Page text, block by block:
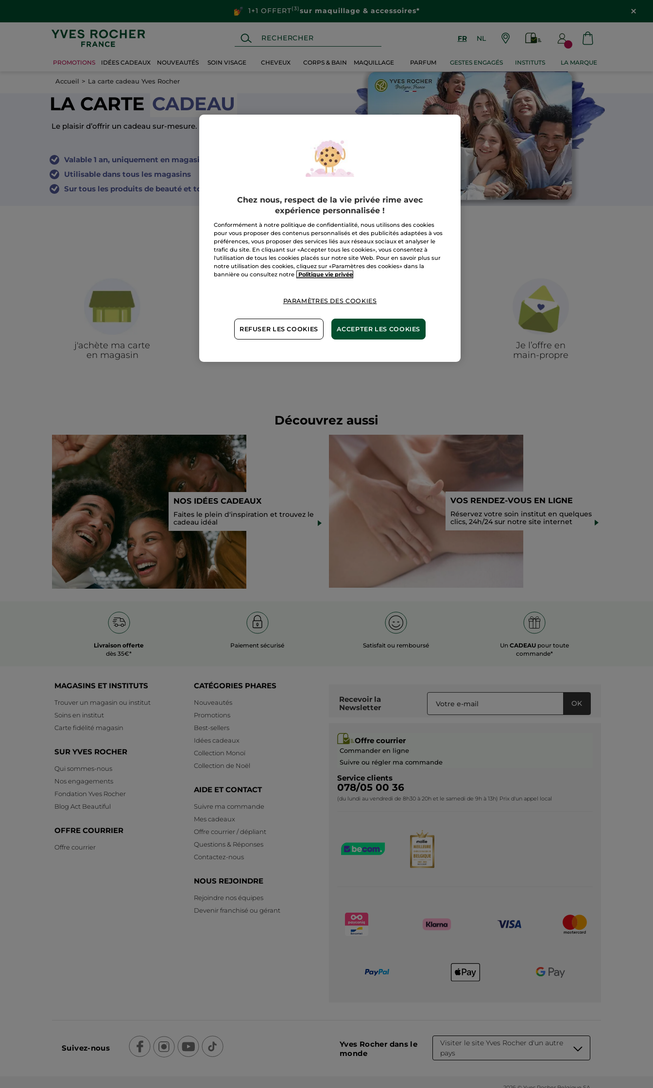
1+1 OFFERT(3)sur maquillage & accessoires*
FR NL
PROMOTIONS IDÉES CADEAUX NOUVEAUTÉS SOIN VISAGE CHEVEUX CORPS & BAIN MAQUILLAGE PARFUM GESTES ENGAGÉS INSTITUTS LA MARQUE
Accueil La carte cadeau Yves Rocher
LA CARTE CADEAU
Le plaisir d’offrir un cadeau sur-mesure.
Valable 1 an, uniquement en magasin.
Utilisable dans tous les magasins
Sur tous les produits de beauté et tous les soins instituts
Offrir une carte cadeau,
rien de plus facile
j'achète ma carte
en magasin
Je l’offre en
main-propre
Découvrez aussi
NOS IDÉES CADEAUX
Faites le plein d'inspiration et trouvez le
cadeau idéal
VOS RENDEZ-VOUS EN LIGNE
Réservez votre soin institut en quelques
clics, 24h/24 sur notre site internet
Livraison offerte
dès 35€*
Paiement sécurisé Satisfait ou remboursé Un CADEAUpour toute
commande*
MAGASINS ET INSTITUTS
Trouver un magasin ou institut
Soins en institut
Carte fidélité magasin
SUR YVES ROCHER
Qui sommes-nous
Nos engagements
Fondation Yves Rocher
Blog Act Beautiful
OFFRE COURRIER
Offre courrier
CATÉGORIES PHARES
Nouveautés
Promotions
Best-sellers
Idées cadeaux
Collection Monoï
Collection de Noël
AIDE ET CONTACT
Suivre ma commande
Mes cadeaux
Offre courrier / dépliant
Questions & Réponses
Contactez-nous
NOUS REJOINDRE
Rejoindre nos équipes
Devenir franchisé ou gérant
Recevoir la
Newsletter
OK
Offre courrier
Commander en ligne
Suivre ou régler ma commande
Service clients
078/05 00 36
(du lundi au vendredi de 8h30 à 20h et le samedi de 9h à 13h) Prix d'un appel local
Suivez-nous
Yves Rocher dans le
monde
Visiter le site Yves Rocher d'un autre
pays
Chez nous, respect de la vie privée rime avec
expérience personnalisée !
Conformément à notre politique de confidentialité, nous utilisons des cookies
pour vous proposer des contenus personnalisés et des publicités adaptées à vos
préférences, vous proposer des services liés aux réseaux sociaux et analyser le
trafic du site. En cliquant sur «Accepter tous les cookies», vous consentez à
l'utilisation de tous les cookies placés sur notre site Web. Pour en savoir plus sur
notre utilisation des cookies, cliquez sur «Paramètres des cookies» dans la
bannière ou consultez notre
Politique vie privée
PARAMÈTRES DES COOKIES
REFUSER LES COOKIES ACCEPTER LES COOKIES